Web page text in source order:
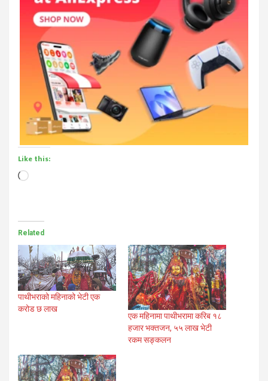
Like this:
Loading…
Related
पाथीभराको महिनाको भेटी एक
करोड छ लाख
एक महिनामा पाथीभरामा करिब १८
हजार भक्तजन, ५५ लाख भेटी
रकम सङ्कलन